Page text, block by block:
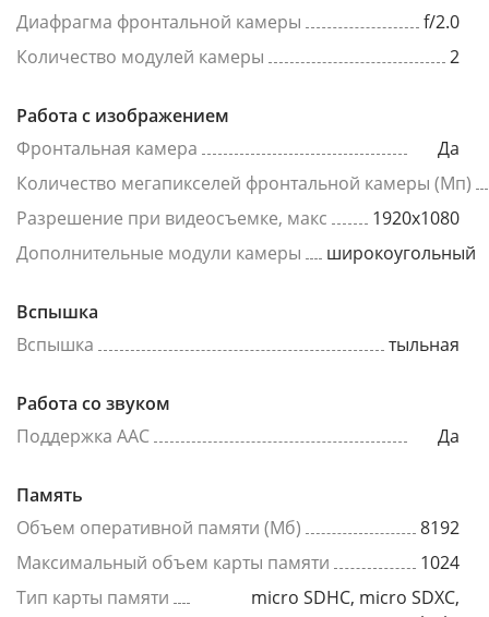
Диафрагма фронтальной камеры
f/2.0
Количество модулей камеры
2
Работа с изображением
Фронтальная камера
Да
Количество мегапикселей фронтальной камеры (Мп)
Разрешение при видеосъемке, макс
1920x1080
Дополнительные модули камеры
широкоугольный
Вспышка
Вспышка
тыльная
Работа со звуком
Поддержка AAC
Да
Память
Объем оперативной памяти (Мб)
8192
Максимальный объем карты памяти
1024
Тип карты памяти
micro SDHC, micro SDXC,